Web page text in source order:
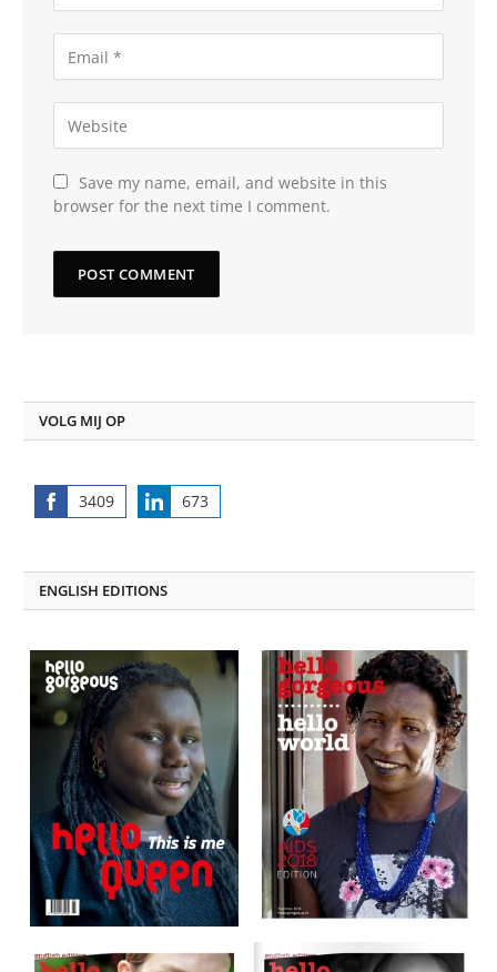
Save my name, email, and website in this
browser for the next time I comment.
VOLG MIJ OP
3409
Share
673
Share
ENGLISH EDITIONS